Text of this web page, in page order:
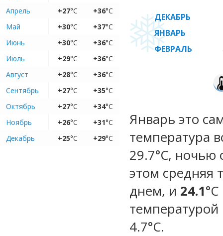
Апрель
+27°C +36°C
Май
+30°C +37°C
Июнь
+30°C +36°C
Июль
+29°C +36°C
Август
+28°C +36°C
Сентябрь
+27°C +35°C
Октябрь
+27°C +34°C
Ноябрь
+26°C +31°C
Декабрь
+25°C +29°C
ДЕКАБРЬ
ЯНВАРЬ
ФЕВРАЛЬ
Январь это
температура
29.7°C, ночью
этом средняя
днем, и 24.1
температурой
4.7°С.